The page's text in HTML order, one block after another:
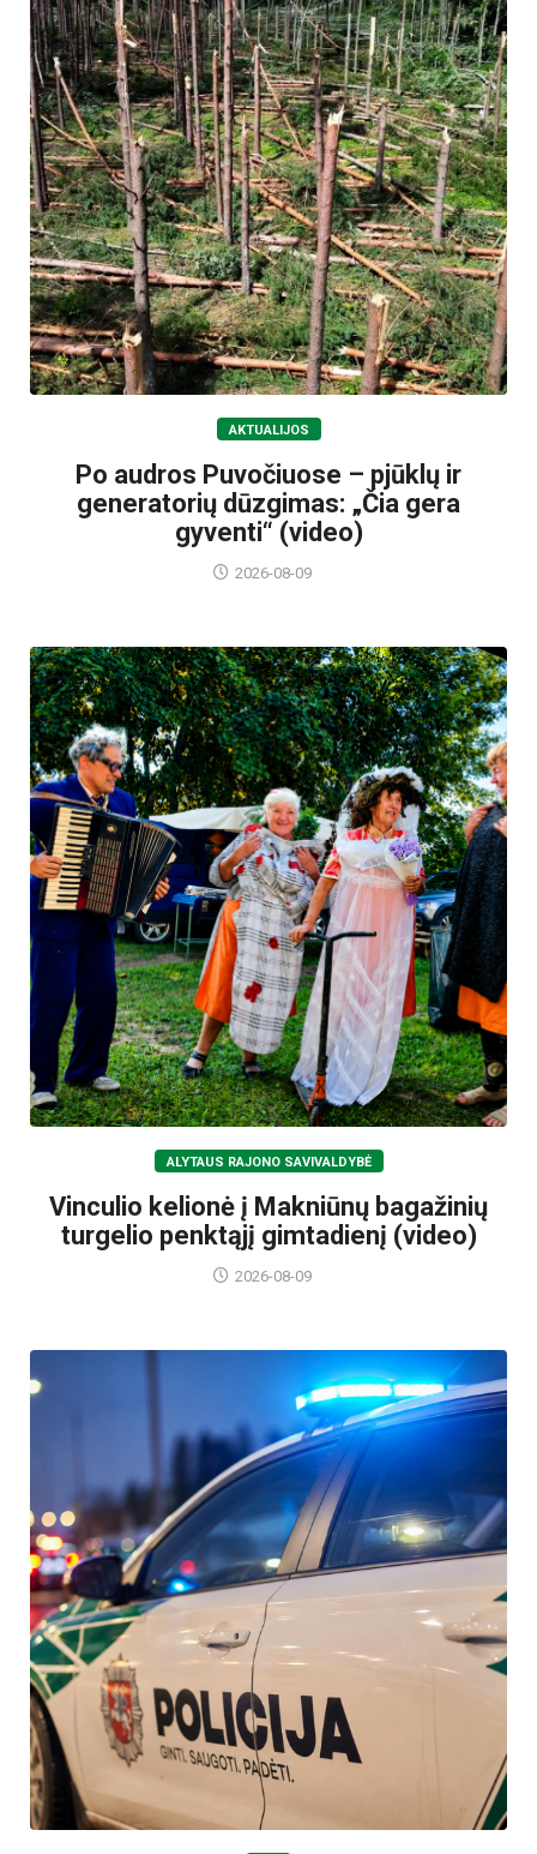
AKTUALIJOS
Po audros Puvočiuose – pjūklų ir
generatorių dūzgimas: „Čia gera
gyventi“ (video)
2026-08-09
ALYTAUS RAJONO SAVIVALDYBĖ
Vinculio kelionė į Makniūnų bagažinių
turgelio penktąjį gimtadienį (video)
2026-08-09